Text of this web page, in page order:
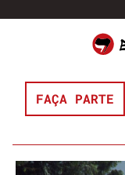
FAÇA PARTE